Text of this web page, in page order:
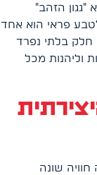
הזהב"
פראי הוא אחד
חלק בלתי נפרד
וליהנות מכל
שונה